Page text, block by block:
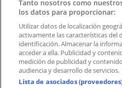
Negocios cercanos
Productos
Productos locales
Ciudades
Descargar la APP Tiendeo
Tanto nosotros como
los datos para proporcionar:
Utilizar datos de localización
activamente las características del
identificación. Almacenar la
acceder a ella. Publicidad y
medición de publicidad y
audiencia y desarrollo de servicios.
Lista de asociados